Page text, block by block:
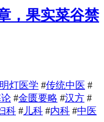
，果实菜谷禁
明灯医学 #传统中医 #
#金匮要略 #汉方 #
科 # 儿科 #内科 #中医